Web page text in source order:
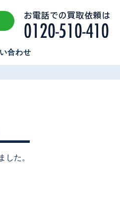
合わせ
た。